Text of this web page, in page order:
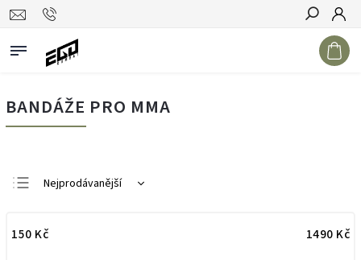
Hledat
BANDÁŽE PRO MMA
Nejlevnější
Nejprodávanější
150 Kč 1490 Kč